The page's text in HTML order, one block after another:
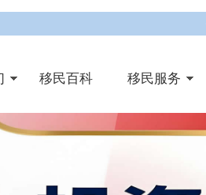
移民百科 移民服务